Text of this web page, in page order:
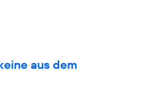
aus dem